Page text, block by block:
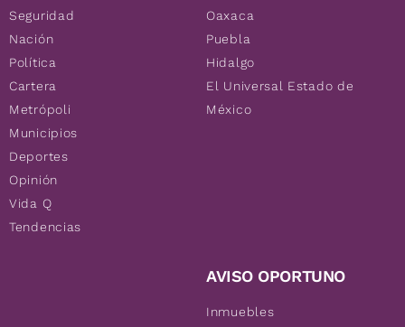
Seguridad
Nación
Política
Cartera
Metrópoli
Municipios
Deportes
Opinión
Vida Q
Tendencias
Oaxaca
Puebla
Hidalgo
El Universal Estado de
México
AVISO OPORTUNO
Inmuebles